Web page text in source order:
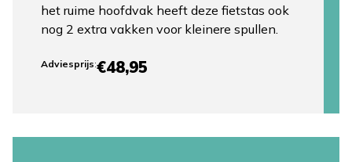
het ruime hoofdvak heeft deze fietstas ook
nog 2 extra vakken voor kleinere spullen.
Adviesprijs:€48,95